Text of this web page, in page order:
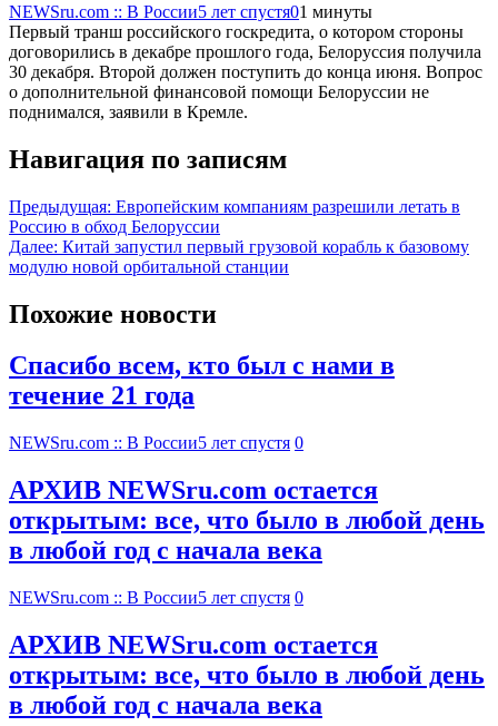
NEWSru.com :: В России5 лет спустя01 минуты
Первый транш российского госкредита, о котором стороны
договорились в декабре прошлого года, Белоруссия получила
30 декабря. Второй должен поступить до конца июня. Вопрос
о дополнительной финансовой помощи Белоруссии не
поднимался, заявили в Кремле.
Навигация по записям
Предыдущая: Европейским компаниям разрешили летать в
Россию в обход Белоруссии
Далее: Китай запустил первый грузовой корабль к базовому
модулю новой орбитальной станции
Похожие новости
Спасибо всем, кто был с нами в
течение 21 года
NEWSru.com :: В России5 лет спустя 0
АРХИВ NEWSru.com остается
открытым: все, что было в любой день
в любой год с начала века
NEWSru.com :: В России5 лет спустя 0
АРХИВ NEWSru.com остается
открытым: все, что было в любой день
в любой год с начала века